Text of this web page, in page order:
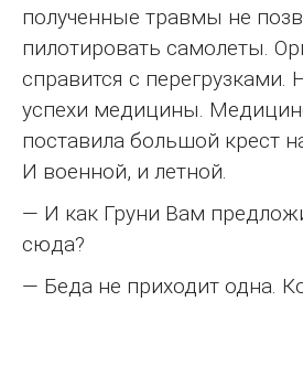
полученные травмы не
пилотировать самолеты.
справится с перегрузками.
успехи медицины.
поставила большой крест
И военной, и летной.
— И как Груни Вам
сюда?
— Беда не приходит одна.